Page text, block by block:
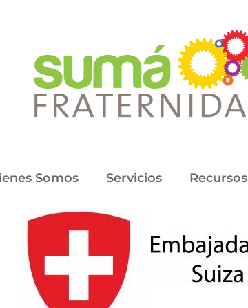
Somos Servicios Recursos